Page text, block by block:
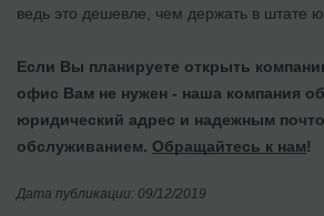
ведь это дешевле, чем держать в штате
Если Вы планируете открыть
офис Вам не нужен - наша компания
юридический адрес и надежным
обслуживанием. Обращайтесь к нам!
Дата публикации: 09/12/2019